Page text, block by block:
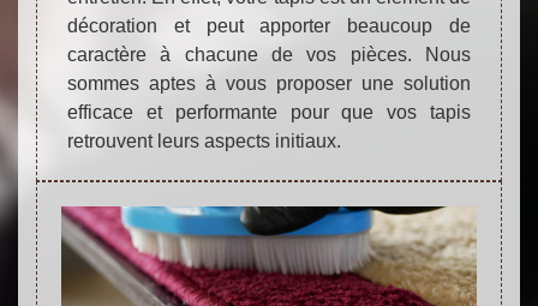
décoration et peut apporter beaucoup de
caractère à chacune de vos pièces. Nous
sommes aptes à vous proposer une solution
efficace et performante pour que vos tapis
retrouvent leurs aspects initiaux.